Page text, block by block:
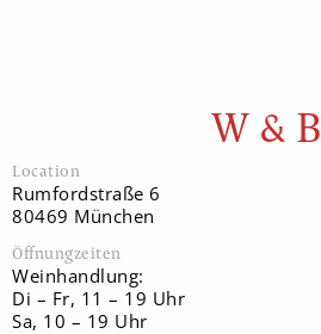
W & B
Location
Rumfordstraße 6
80469 München
Öffnungzeiten
Weinhandlung:
Di – Fr, 11 – 19 Uhr
Sa, 10 – 19 Uhr